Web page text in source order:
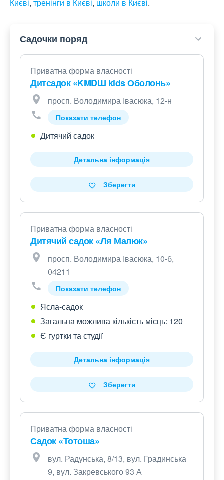
Києві, тренінги в Києві, школи в Києві.
Садочки поряд
Приватна форма власності
Дитсадок «KMDШ kids Оболонь»
просп. Володимира Івасюка, 12-н
Показати телефон
Дитячий садок
Детальна інформація
Зберегти
Приватна форма власності
Дитячий садок «Ля Малюк»
просп. Володимира Івасюка, 10-б,
04211
Показати телефон
Ясла-садок
Загальна можлива кількість місць: 120
Є гуртки та студії
Детальна інформація
Зберегти
Приватна форма власності
Садок «Тотоша»
вул. Радунська, 8/13, вул. Градинська
9, вул. Закревського 93 А